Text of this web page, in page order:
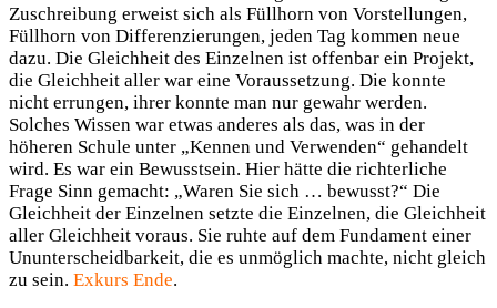
Zuschreibung erweist sich als Füllhorn von Vorstellungen,
Füllhorn von Differenzierungen, jeden Tag kommen neue
dazu. Die Gleichheit des Einzelnen ist offenbar ein Projekt,
die Gleichheit aller war eine Voraussetzung. Die konnte
nicht errungen, ihrer konnte man nur gewahr werden.
Solches Wissen war etwas anderes als das, was in der
höheren Schule unter „Kennen und Verwenden“ gehandelt
wird. Es war ein Bewusstsein. Hier hätte die richterliche
Frage Sinn gemacht: „Waren Sie sich … bewusst?“ Die
Gleichheit der Einzelnen setzte die Einzelnen, die Gleichheit
aller Gleichheit voraus. Sie ruhte auf dem Fundament einer
Ununterscheidbarkeit, die es unmöglich machte, nicht gleich
zu sein. Exkurs Ende.